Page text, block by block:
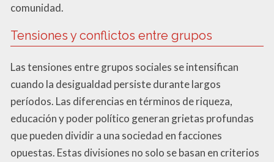
comunidad.
Tensiones y conflictos entre grupos
Las tensiones entre grupos sociales se intensifican
cuando la desigualdad persiste durante largos
períodos. Las diferencias en términos de riqueza,
educación y poder político generan grietas profundas
que pueden dividir a una sociedad en facciones
opuestas. Estas divisiones no solo se basan en criterios